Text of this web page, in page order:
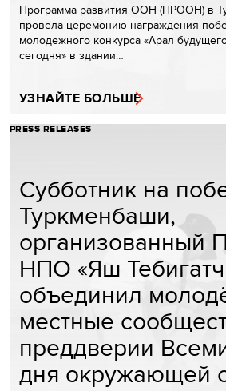
Программа развития ООН (ПРООН) в
провела церемонию награждения
молодежного конкурса «Арал
сегодня» в здании…
УЗНАЙТЕ БОЛЬШЕ
PRESS RELEASES
Субботник на
Туркменбаши,
организованный
НПО «Яш
объединил
местные
преддверии
дня окружающей